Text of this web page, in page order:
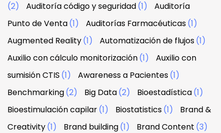
(2)
Auditoría código y seguridad(1)
Auditoría
Punto de Venta(1) Auditorías Farmacéuticas(1)
Augmented Reality(1) Automatización de flujos(1)
Auxilio con cálculo monitorización(1)
Auxilio con
sumisión CTIS (1) Awareness a Pacientes(1)
Benchmarking(2) Big Data(2) Bioestadística(1)
Bioestimulación capilar(1) Biostatistics(1)
Brand &
Creativity(1) Brand building(1) Brand Content (3)